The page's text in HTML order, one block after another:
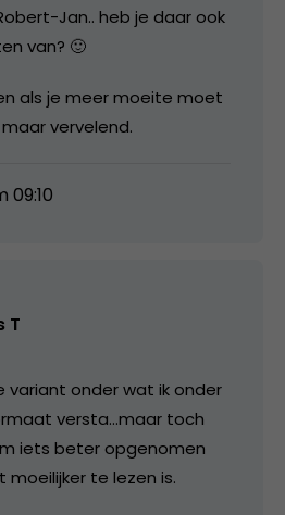
Jan.. heb je daar ook
van? 🙂
als je meer moeite moet
vervelend.
09:10
T
variant onder wat ik onder
versta…maar toch
iets beter opgenomen
moeilijker te lezen is.